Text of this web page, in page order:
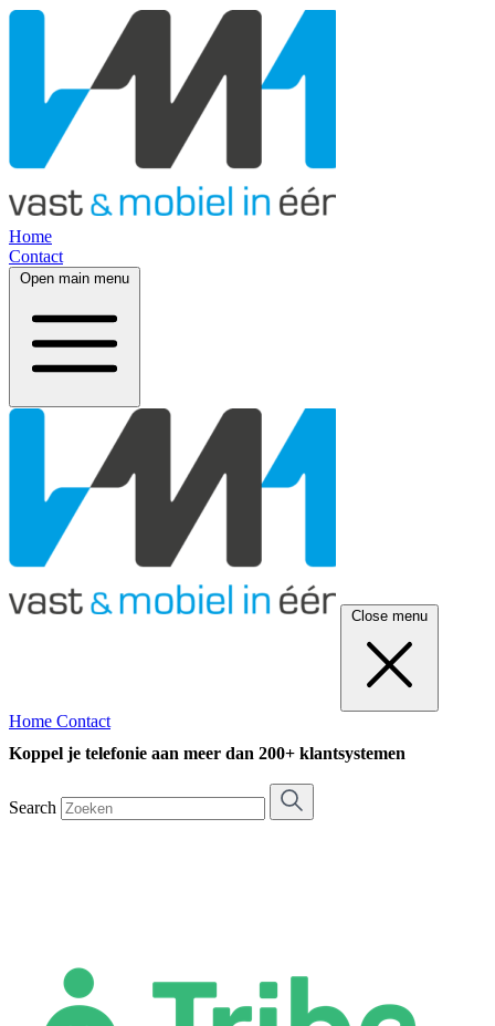
Home
Contact
Open main menu
Close menu
Home Contact
Koppel je telefonie aan meer dan 200+ klantsystemen
Search